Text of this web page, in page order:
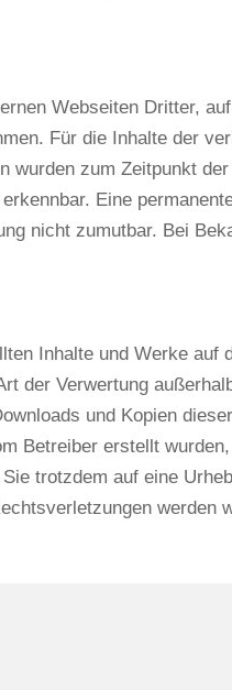
Webseiten Dritter,
Für die Inhalte der
wurden zum Zeitpunkt
Eine
nicht zumutbar. Bei
Inhalte und Werke
der Verwertung
und Kopien
Betreiber erstellt
trotzdem auf eine
werden